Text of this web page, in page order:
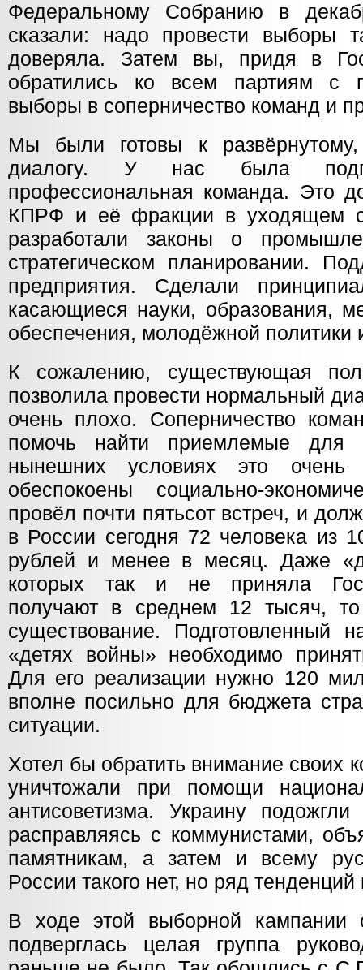
Федеральному Собранию в
сказали: надо провести выборы
доверяла. Затем вы, придя в
обратились ко всем партиям с
выборы в соперничество команд и
Мы были готовы к развёрнутому,
диалогу. У нас была
профессиональная команда. Это
КПРФ и её фракции в уходящем
разработали законы о
стратегическом планировании.
предприятия. Сделали
касающиеся науки, образования,
обеспечения, молодёжной политики
К сожалению, существующая
позволила провести нормальный
очень плохо. Соперничество
помочь найти приемлемые
нынешних условиях это
обеспокоены социально-
провёл почти пятьсот встреч, и
в России сегодня 72 человека из
рублей и менее в месяц. Даже
которых так и не приняла
получают в среднем 12 тысяч,
существование. Подготовленный
«детях войны» необходимо
Для его реализации нужно 120
вполне посильно для бюджета
ситуации.
Хотел бы обратить внимание своих
уничтожали при помощи
антисоветизма. Украину
расправляясь с коммунистами,
памятникам, а затем и всему
России такого нет, но ряд тенденций
В ходе этой выборной кампании
подверглась целая группа